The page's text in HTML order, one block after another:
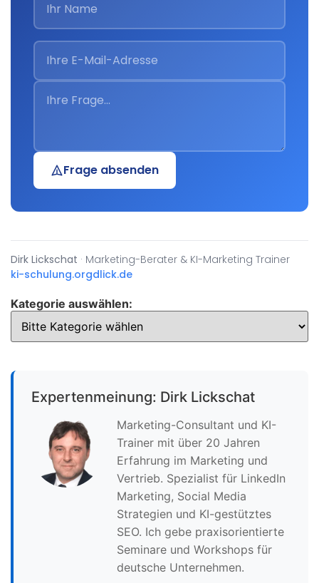
Frage absenden
Dirk Lickschat · Marketing-Berater & KI-Marketing Trainer
ki-schulung.orgdlick.de
Kategorie auswählen:
Expertenmeinung: Dirk Lickschat
Marketing-Consultant und KI-
Trainer mit über 20 Jahren
Erfahrung im Marketing und
Vertrieb. Spezialist für LinkedIn
Marketing, Social Media
Strategien und KI-gestütztes
SEO. Ich gebe praxisorientierte
Seminare und Workshops für
deutsche Unternehmen.